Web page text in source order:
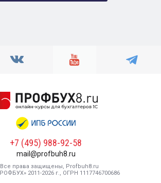
+7 (495) 988-92-58
mail@profbuh8.ru
права защищены, Profbuh8.ru
2011-2026 г., ОГРН 1117746700686